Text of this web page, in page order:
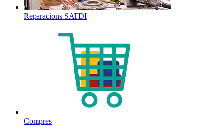
Reparacions SATDI
Compres